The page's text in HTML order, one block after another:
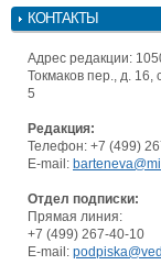
КОНТАКТЫ
Адрес редакции:
Токмаков пер., д. 16,
5
Редакция:
Телефон: +7 (499)
E-mail:
Отдел подписки:
Прямая линия:
+7 (499) 267-40-10
E-mail: